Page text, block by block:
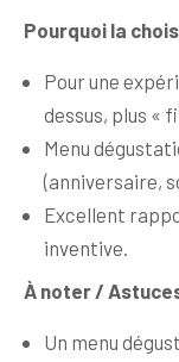
Pourquoi la
Pour une
dessus, plus «
Menu
(anniversaire,
Excellent
inventive.
À noter /
Un menu